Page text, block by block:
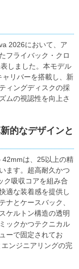
2026において、ア
フライバック・クロ
しました。本モデル
リバーを搭載し、新
ィングディスクの採
ムの視認性を向上さ
的なデザインと
42mmは、25以上の精
ます。超高耐久かつ
ク吸収コアを組み合
適な装着感を提供し
ナとケースバック、
ケルトン構造の透明
ックかつテクニカル
ーで固定されてお
ンジニアリングの完